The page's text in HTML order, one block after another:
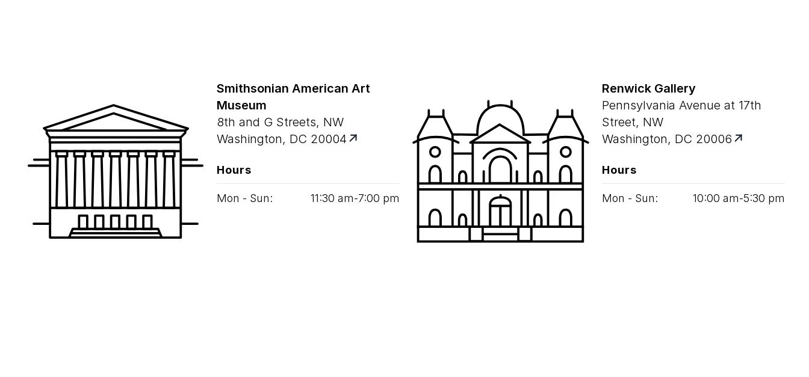
Smithsonian American Art
Museum
8th and G Streets, NW
Washington, DC 20004
Hours
Mon - Sun: 11:30 am‑7:00 pm
Renwick Gallery
Pennsylvania Avenue at 17th
Street, NW
Washington, DC 20006
Hours
Mon - Sun: 10:00 am‑5:30 pm